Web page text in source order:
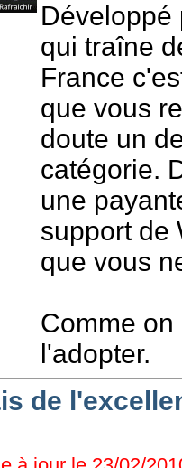
Développé
qui traîne
France
que vous
doute un
catégorie.
une
support de
que vous
Comme
l'adopter.
de